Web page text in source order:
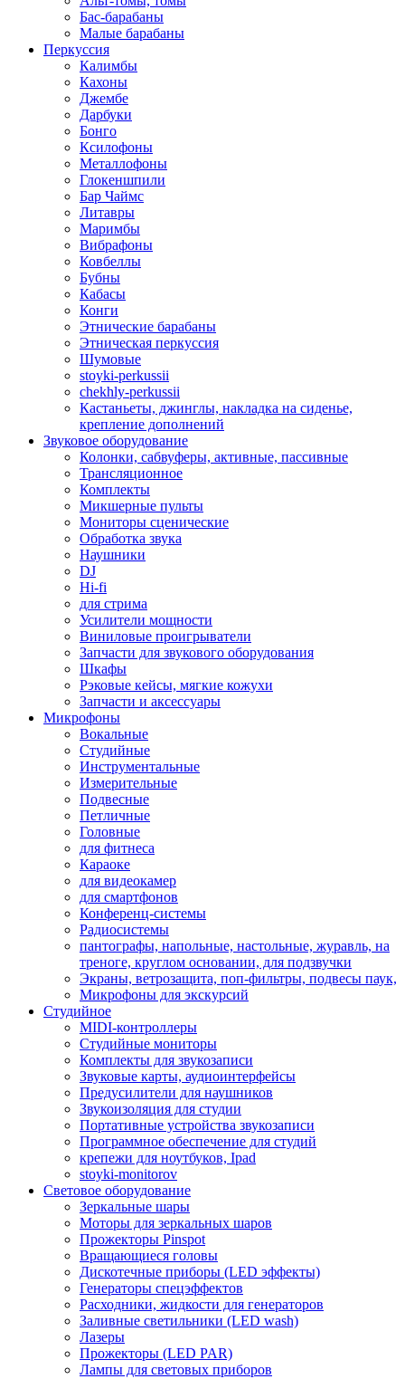
Бас-барабаны
Малые барабаны
Перкуссия
Калимбы
Кахоны
Джембе
Дарбуки
Бонго
Ксилофоны
Металлофоны
Глокеншпили
Бар Чаймс
Литавры
Маримбы
Вибрафоны
Ковбеллы
Бубны
Кабасы
Конги
Этнические барабаны
Этническая перкуссия
Шумовые
stoyki-perkussii
chekhly-perkussii
Кастаньеты, джинглы, накладка на сиденье,
крепление дополнений
Звуковое оборудование
Колонки, сабвуферы, активные, пассивные
Трансляционное
Комплекты
Микшерные пульты
Мониторы сценические
Обработка звука
Наушники
DJ
Hi-fi
для стрима
Усилители мощности
Виниловые проигрыватели
Запчасти для звукового оборудования
Шкафы
Рэковые кейсы, мягкие кожухи
Запчасти и аксессуары
Микрофоны
Вокальные
Студийные
Инструментальные
Измерительные
Подвесные
Петличные
Головные
для фитнеса
Караоке
для видеокамер
для смартфонов
Конференц-системы
Радиосистемы
пантографы, напольные, настольные, журавль, на
треноге, круглом основании, для подзвучки
Экраны, ветрозащита, поп-фильтры, подвесы паук,
Микрофоны для экскурсий
Студийное
MIDI-контроллеры
Студийные мониторы
Комплекты для звукозаписи
Звуковые карты, аудиоинтерфейсы
Предусилители для наушников
Звукоизоляция для студии
Портативные устройства звукозаписи
Программное обеспечение для студий
крепежи для ноутбуков, Ipad
stoyki-monitorov
Световое оборудование
Зеркальные шары
Моторы для зеркальных шаров
Прожекторы Pinspot
Вращающиеся головы
Дискотечные приборы (LED эффекты)
Генераторы спецэффектов
Расходники, жидкости для генераторов
Заливные светильники (LED wash)
Лазеры
Прожекторы (LED PAR)
Лампы для световых приборов